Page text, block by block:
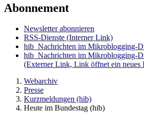
Abonnement
Newsletter abonnieren
RSS-Dienste (Interner Link)
hib_Nachrichten im Mikroblogging-
hib_Nachrichten im Mikroblogging-
(Externer Link, Link öffnet ein neues
Webarchiv
Presse
Kurzmeldungen (hib)
Heute im Bundestag (hib)